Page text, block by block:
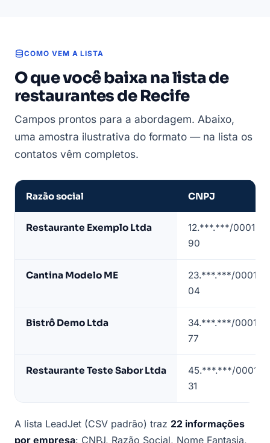
COMO VEM A LISTA
O que você baixa na lista de
restaurantes de Recife
Campos prontos para a abordagem. Abaixo,
uma amostra ilustrativa do formato — na lista os
contatos vêm completos.
restaurantes
(dados
Razão social CNPJ
Restaurante Exemplo Ltda
12.***.***/0001-
90
Cantina Modelo ME
23.***.***/0001-
04
Bistrô Demo Ltda
34.***.***/0001-
77
Restaurante Teste Sabor Ltda
45.***.***/0001-
31
A lista LeadJet (CSV padrão) traz 22 informações
por empresa: CNPJ, Razão Social, Nome Fantasia,